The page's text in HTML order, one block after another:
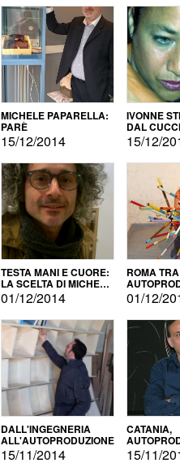
MICHELE PAPARELLA:
PARÈ
15/12/2014
IVONNE
DAL
CITTÀ
15/12/
TESTA MANI E CUORE:
LA SCELTA DI MICHELE
BARBERIO
01/12/2014
ROMA
01/12/
DALL'INGEGNERIA
ALL'AUTOPRODUZIONE
15/11/2014
CATANIA,
15/11/